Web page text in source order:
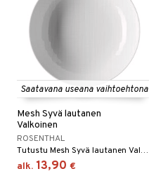
Saatavana useana vaihtoehtona
Mesh Syvä lautanen
Valkoinen
ROSENTHAL
Tutustu Mesh Syvä lautanen Valkoisen eleganssiin – täydellinen yhdistelmä modernia muotoilua ja toiminnallisuutta.
alk. 13,90 €